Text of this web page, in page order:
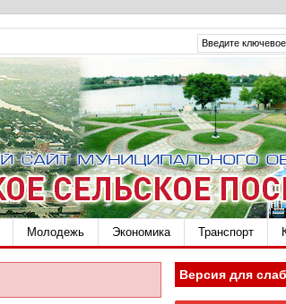
Молодежь Экономика Транспорт
Версия для